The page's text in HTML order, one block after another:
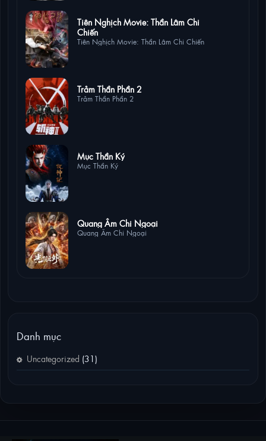
Tiên Nghịch Movie: Thần Lâm Chi
Chiến
Tiên Nghịch Movie: Thần Lâm Chi Chiến
Trảm Thần Phần 2
Trảm Thần Phần 2
Mục Thần Ký
Mục Thần Ký
Quang Âm Chi Ngoại
Quang Âm Chi Ngoại
Danh mục
Uncategorized (31)